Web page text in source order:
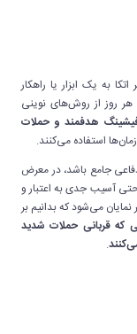
به یک ابزار یا راهکار
هر روز از روش‌های نوینی
فیشینگ هدفمند و حملات
استفاده می‌کنند.
جامع باشد، در معرض
آسیب جدی به اعتبار و
می‌شود که بدانیم بر
که قربانی حملات شدید
.